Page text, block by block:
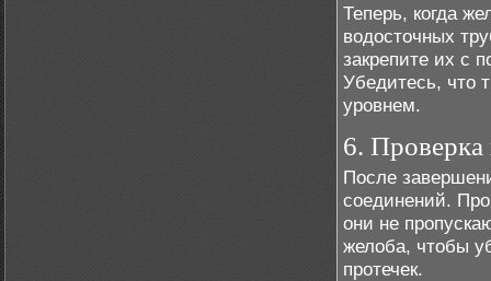
Теперь, когда
водосточных
закрепите их с
Убедитесь, что
уровнем.
6. Проверка
После
соединений.
они не
желоба, чтобы
протечек.